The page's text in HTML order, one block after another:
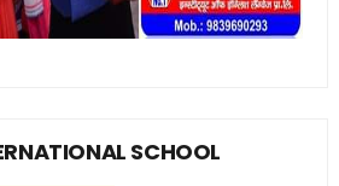
SCHOOL